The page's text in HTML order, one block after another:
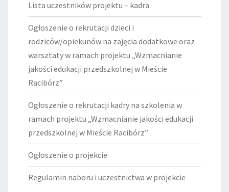
Lista uczestników projektu – kadra
Ogłoszenie o rekrutacji dzieci i
rodziców/opiekunów na zajęcia dodatkowe oraz
warsztaty w ramach projektu „Wzmacnianie
jakości edukacji przedszkolnej w Mieście
Racibórz”
Ogłoszenie o rekrutacji kadry na szkolenia w
ramach projektu „Wzmacnianie jakości edukacji
przedszkolnej w Mieście Racibórz”
Ogłoszenie o projekcie
Regulamin naboru i uczestnictwa w projekcie